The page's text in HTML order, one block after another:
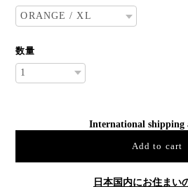
数量
International shipping
Add to cart
日本国内にお住まい